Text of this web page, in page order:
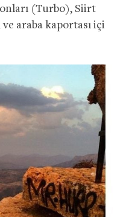
(Turbo), Siirt
araba kaportası içi